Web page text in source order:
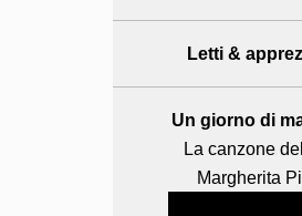
Letti &
Un giorno di
La canzone
Margherita